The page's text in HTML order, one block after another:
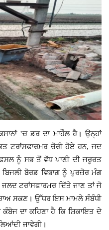
’ਚ ਡਰ ਦਾ ਮਾਹੌਲ ਹੈ। ਉਨ੍ਹਾਂ
ਟਰਾਂਸਫਾਰਮਰ ਚੋਰੀ ਹੋਏ ਹਨ, ਜਦ
ਨੂੰ ਸਭ ਤੋਂ ਵੱਧ ਪਾਣੀ ਦੀ ਜਰੂਰਤ
ਬੋਰਡ ਵਿਭਾਗ ਨੂੰ ਪੁਰਜ਼ੋਰ ਮੰਗ
ਜਲਦ ਟਰਾਂਸਫਾਰਮਰ ਦਿੱਤੇ ਜਾਣ ਤਾਂ ਜੋ
ਸਕਣ। ਉੱਧਰ ਇਸ ਮਾਮਲੇ ਸੰਬੰਧੀ
ਦਾ ਕਹਿਣਾ ਹੈ ਕਿ ਸ਼ਿਕਾਇਤ ਦੇ
ਜਾਵੇਗੀ।